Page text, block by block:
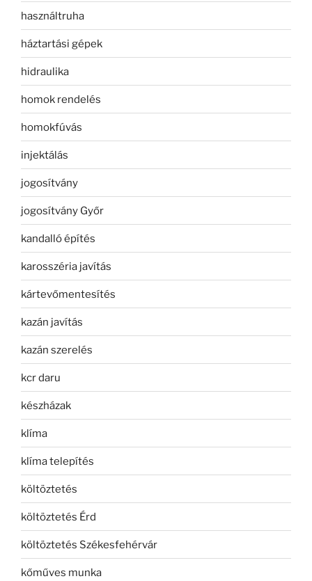
használtruha
háztartási gépek
hidraulika
homok rendelés
homokfúvás
injektálás
jogosítvány
jogosítvány Győr
kandalló építés
karosszéria javítás
kártevőmentesítés
kazán javítás
kazán szerelés
kcr daru
készházak
klíma
klíma telepítés
költöztetés
költöztetés Érd
költöztetés Székesfehérvár
kőműves munka